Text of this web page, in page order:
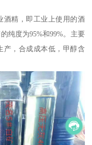
酒精，即工业上使用的酒
纯度为95%和99%。主要
产，合成成本低，甲醇含